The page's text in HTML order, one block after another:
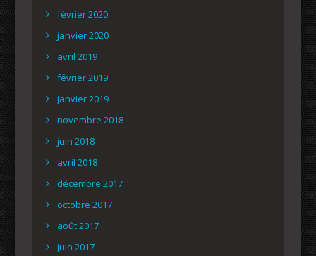
février 2020
janvier 2020
avril 2019
février 2019
janvier 2019
novembre 2018
juin 2018
avril 2018
décembre 2017
octobre 2017
août 2017
juin 2017